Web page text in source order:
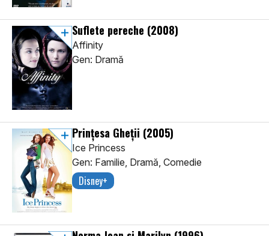
Suflete pereche (2008)
Affinity
Gen: Dramă
Prințesa Gheții (2005)
Ice Princess
Gen: Familie, Dramă, Comedie
Disney+